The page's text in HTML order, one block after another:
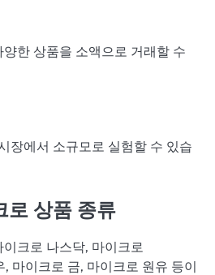
한 상품을 소액으로 거래할 수
장에서 소규모로 실험할 수 있습
로 상품 종류
크로 나스닥, 마이크로
마이크로 금, 마이크로 원유 등이